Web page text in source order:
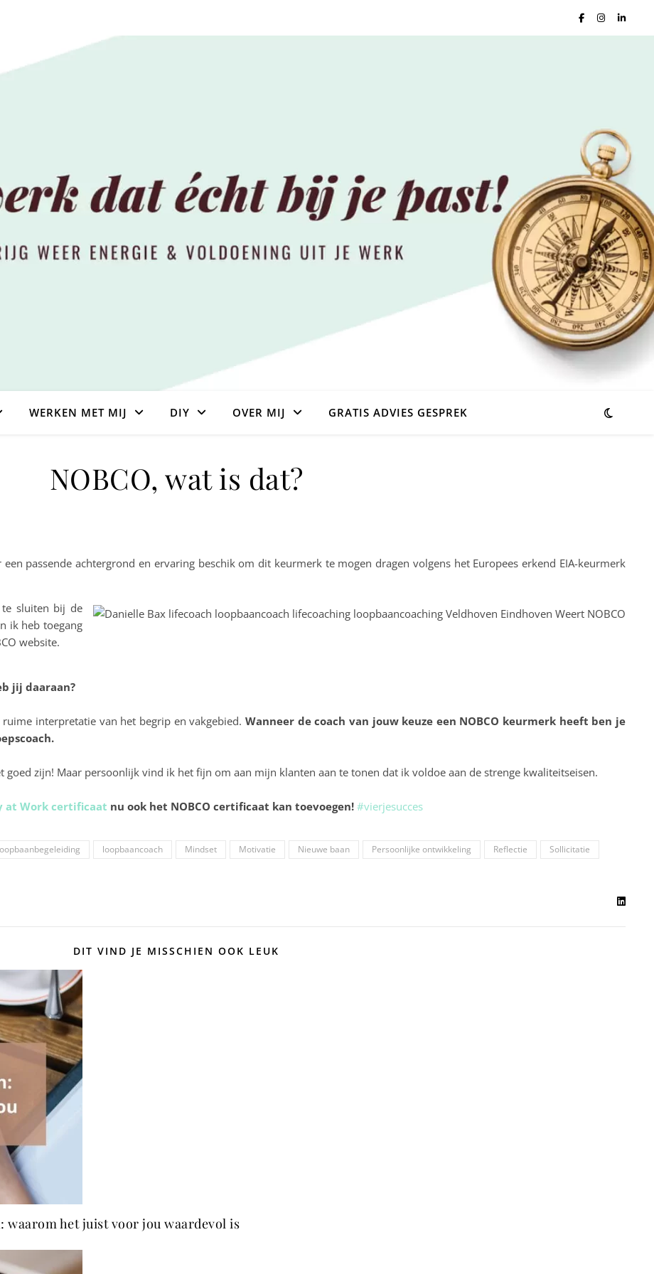
WERKEN MET MIJ DIY OVER MIJ GRATIS ADVIES GESPREK
NOBCO, wat is dat?
passende achtergrond en ervaring beschik om dit keurmerk te mogen dragen volgens het Europees erkend EIA-keurmerk
sluiten bij de
ik heb toegang
website.
jij daaraan?
ruime interpretatie van het begrip en vakgebied. Wanneer de coach van jouw keuze een NOBCO keurmerk heeft ben je
zijn! Maar persoonlijk vind ik het fijn om aan mijn klanten aan te tonen dat ik voldoe aan de strenge kwaliteitseisen.
at Work certificaat nu ook het NOBCO certificaat kan toevoegen! #vierjesucces
loopbaancoach Mindset Motivatie Nieuwe baan Persoonlijke ontwikkeling Reflectie
Sollicitatie
DIT VIND JE MISSCHIEN OOK LEUK
waarom het juist voor jou waardevol is